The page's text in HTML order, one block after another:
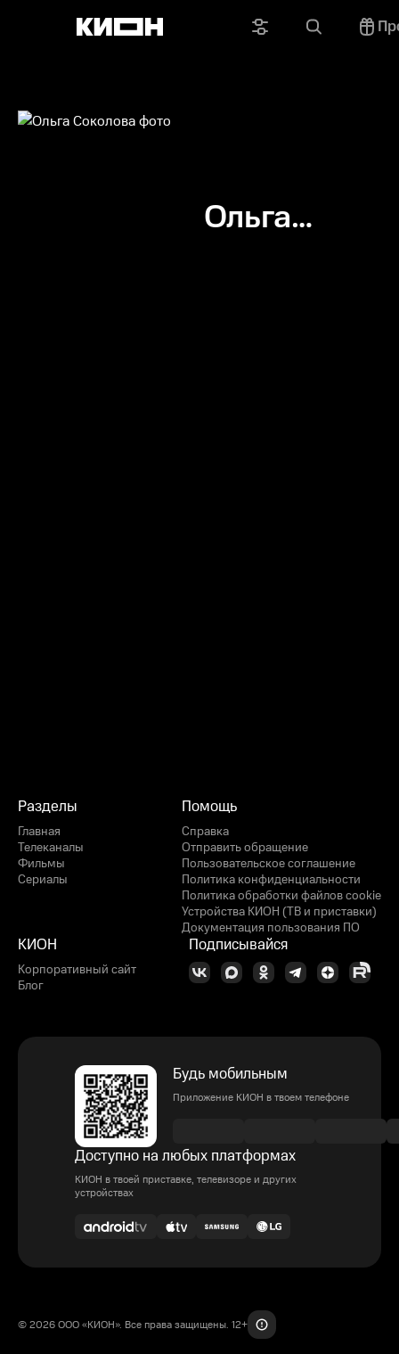
Ольга
Разделы
Главная
Телеканалы
Фильмы
Сериалы
Помощь
Справка
Отправить обращение
Пользовательское соглашение
Политика конфиденциальности
Политика обработки файлов cookie
Устройства КИОН (ТВ и приставки)
Документация пользования ПО
КИОН
Корпоративный сайт
Блог
Подписывайся
Будь мобильным
Приложение КИОН в твоем телефоне
Доступно на любых платформах
КИОН в твоей приставке, телевизоре и других
устройствах
© 2026 ООО «КИОН». Все права защищены. 12+